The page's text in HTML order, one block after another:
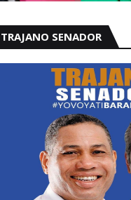
TRAJANO SENADOR